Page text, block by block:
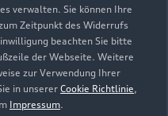
verwalten. Sie können Ihre
Zeitpunkt des Widerrufs
beachten Sie bitte
der Webseite. Weitere
zur Verwendung Ihrer
in unserer Cookie Richtlinie,
Impressum.
Freitag 07:00
- 17:00